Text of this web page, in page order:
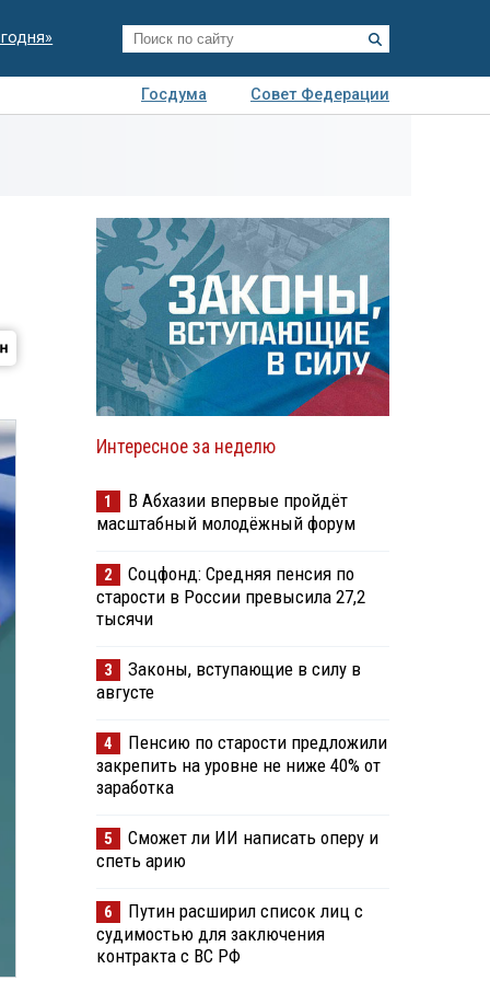
Госдума
Совет Федерации
Интересное за неделю
1
В Абхазии впервые пройдёт
масштабный молодёжный форум
2
Соцфонд: Средняя пенсия по
старости в России превысила 27,2
тысячи
3
Законы, вступающие в силу в
августе
4
Пенсию по старости предложили
закрепить на уровне не ниже 40% от
заработка
5
Сможет ли ИИ написать оперу и
спеть арию
6
Путин расширил список лиц с
судимостью для заключения
контракта с ВС РФ